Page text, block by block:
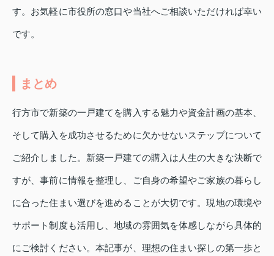
す。お気軽に市役所の窓口や当社へご相談いただければ幸い
です。
まとめ
行方市で新築の一戸建てを購入する魅力や資金計画の基本、
そして購入を成功させるために欠かせないステップについて
ご紹介しました。新築一戸建ての購入は人生の大きな決断で
すが、事前に情報を整理し、ご自身の希望やご家族の暮らし
に合った住まい選びを進めることが大切です。現地の環境や
サポート制度も活用し、地域の雰囲気を体感しながら具体的
にご検討ください。本記事が、理想の住まい探しの第一歩と